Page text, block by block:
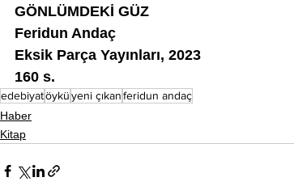
GÖNLÜMDEKİ GÜZ
Feridun Andaç
Eksik Parça Yayınları, 2023
160 s.
edebiyatöyküyeni çıkanferidun andaç
Haber
Kitap